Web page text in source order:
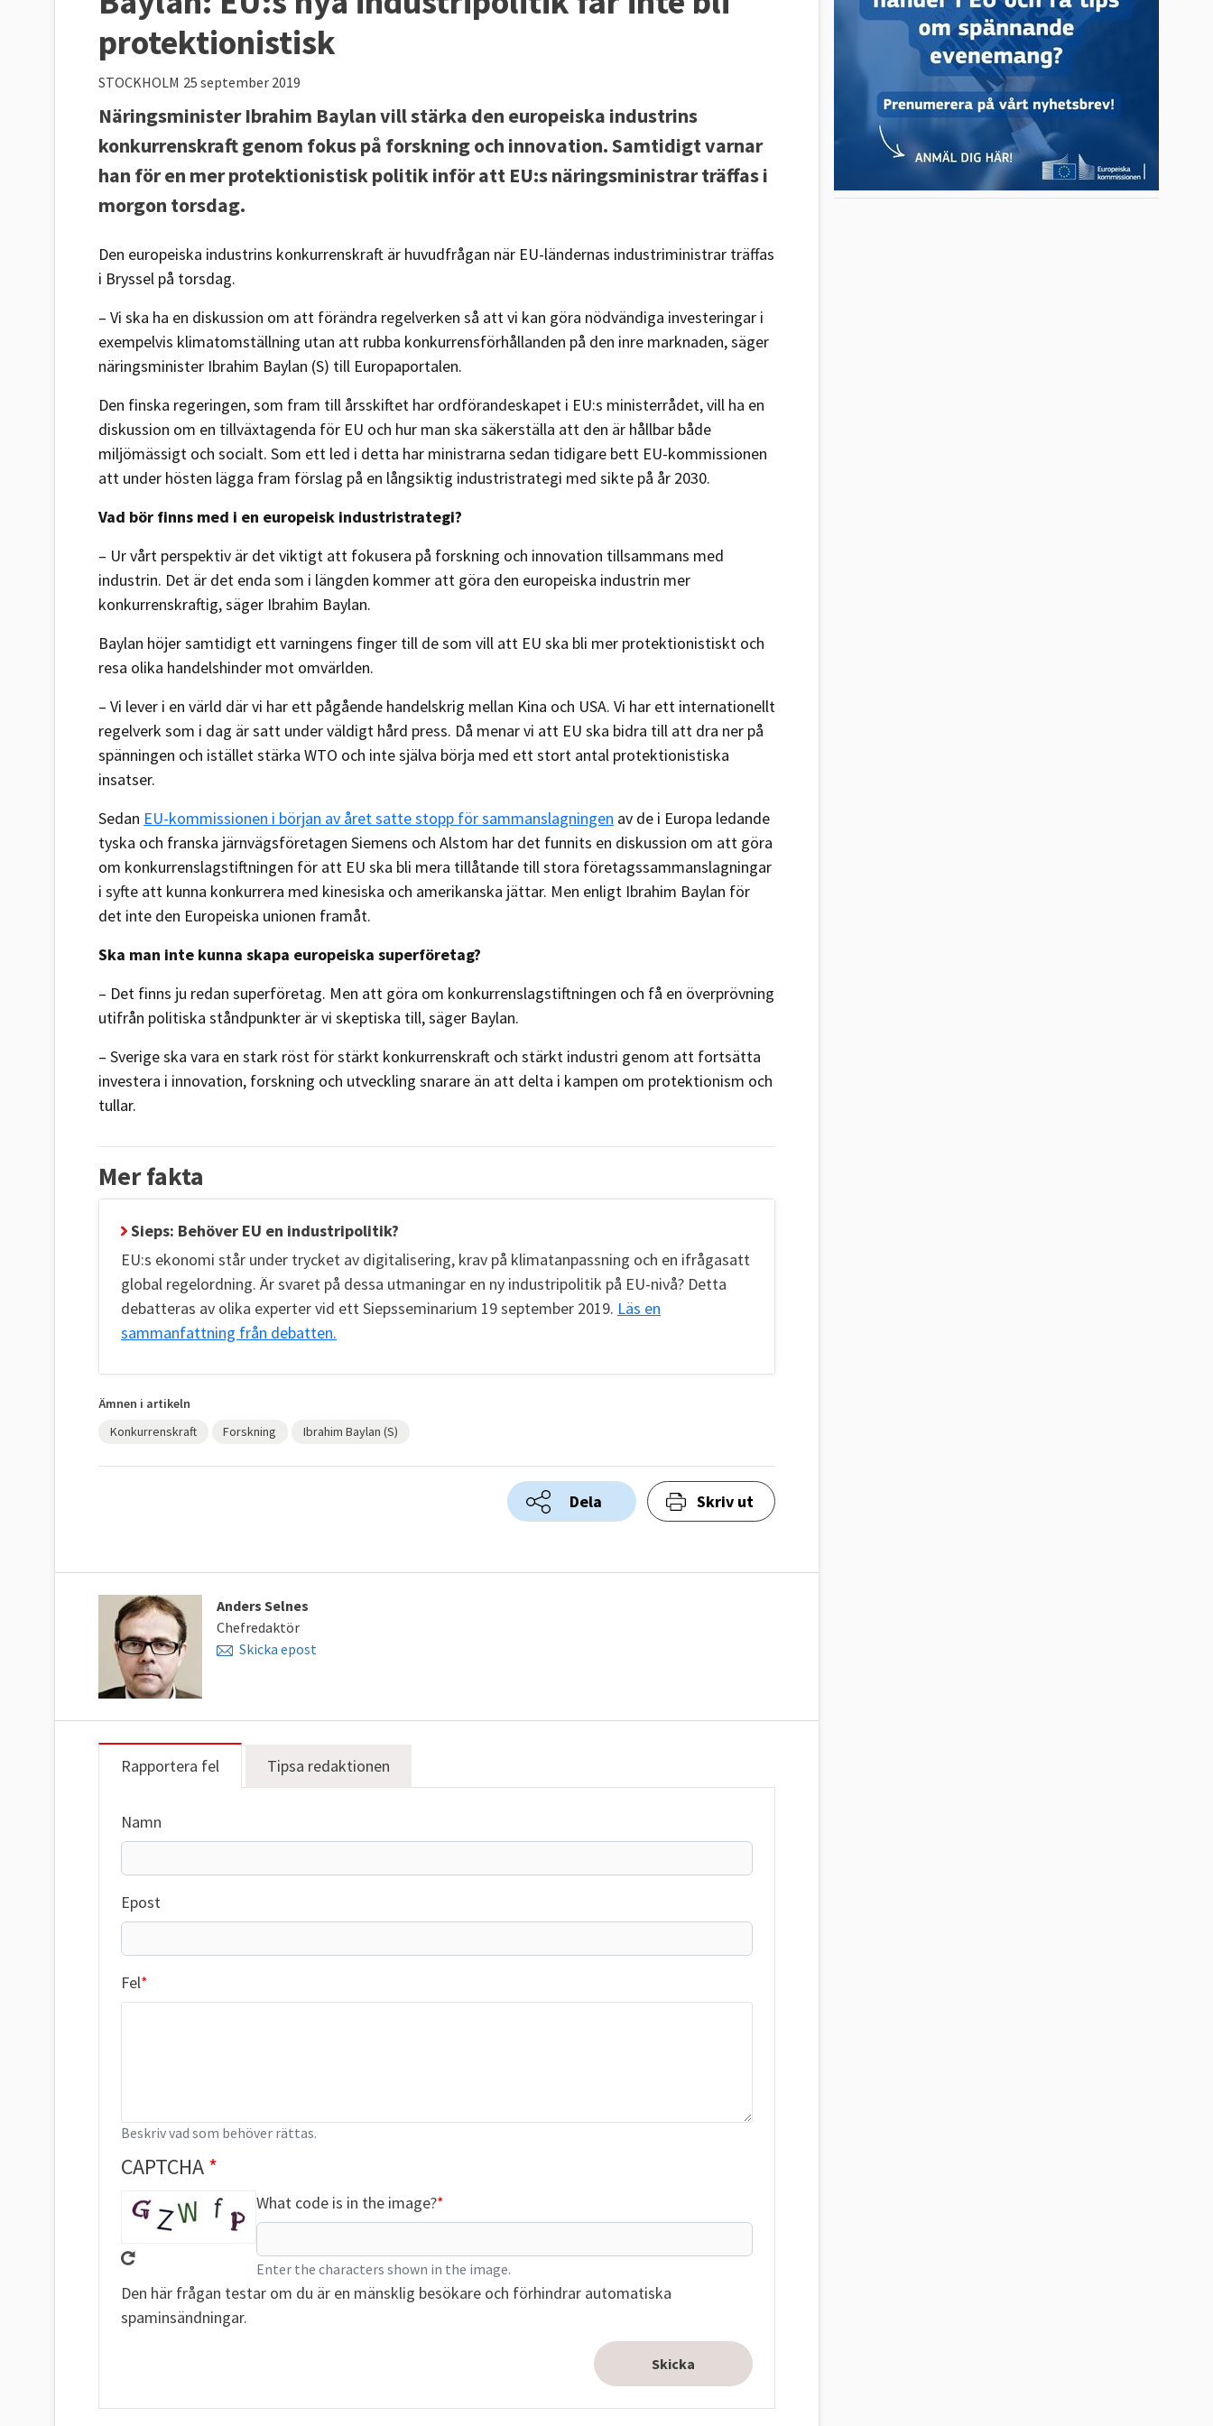
protektionistisk
STOCKHOLM 25 september 2019
Näringsminister Ibrahim Baylan vill stärka den europeiska industrins
konkurrenskraft genom fokus på forskning och innovation. Samtidigt varnar
han för en mer protektionistisk politik inför att EU:s näringsministrar träffas i
morgon torsdag.
Den europeiska industrins konkurrenskraft är huvudfrågan när EU-ländernas industriministrar träffas
i Bryssel på torsdag.
– Vi ska ha en diskussion om att förändra regelverken så att vi kan göra nödvändiga investeringar i
exempelvis klimatomställning utan att rubba konkurrensförhållanden på den inre marknaden, säger
näringsminister Ibrahim Baylan (S) till Europaportalen.
Den finska regeringen, som fram till årsskiftet har ordförandeskapet i EU:s ministerrådet, vill ha en
diskussion om en tillväxtagenda för EU och hur man ska säkerställa att den är hållbar både
miljömässigt och socialt. Som ett led i detta har ministrarna sedan tidigare bett EU-kommissionen
att under hösten lägga fram förslag på en långsiktig industristrategi med sikte på år 2030.
Vad bör finns med i en europeisk industristrategi?
– Ur vårt perspektiv är det viktigt att fokusera på forskning och innovation tillsammans med
industrin. Det är det enda som i längden kommer att göra den europeiska industrin mer
konkurrenskraftig, säger Ibrahim Baylan.
Baylan höjer samtidigt ett varningens finger till de som vill att EU ska bli mer protektionistiskt och
resa olika handelshinder mot omvärlden.
– Vi lever i en värld där vi har ett pågående handelskrig mellan Kina och USA. Vi har ett internationellt
regelverk som i dag är satt under väldigt hård press. Då menar vi att EU ska bidra till att dra ner på
spänningen och istället stärka WTO och inte själva börja med ett stort antal protektionistiska
insatser.
Sedan EU-kommissionen i början av året satte stopp för sammanslagningen av de i Europa ledande
tyska och franska järnvägsföretagen Siemens och Alstom har det funnits en diskussion om att göra
om konkurrenslagstiftningen för att EU ska bli mera tillåtande till stora företagssammanslagningar
i syfte att kunna konkurrera med kinesiska och amerikanska jättar. Men enligt Ibrahim Baylan för
det inte den Europeiska unionen framåt.
Ska man inte kunna skapa europeiska superföretag?
– Det finns ju redan superföretag. Men att göra om konkurrenslagstiftningen och få en överprövning
utifrån politiska ståndpunkter är vi skeptiska till, säger Baylan.
– Sverige ska vara en stark röst för stärkt konkurrenskraft och stärkt industri genom att fortsätta
investera i innovation, forskning och utveckling snarare än att delta i kampen om protektionism och
tullar.
Mer fakta
Sieps: Behöver EU en industripolitik?
EU:s ekonomi står under trycket av digitalisering, krav på klimatanpassning och en ifrågasatt
global regelordning. Är svaret på dessa utmaningar en ny industripolitik på EU-nivå? Detta
debatteras av olika experter vid ett Siepsseminarium 19 september 2019. Läs en
sammanfattning från debatten.
Ämnen i artikeln
Konkurrenskraft
Forskning Ibrahim Baylan (S)
Dela Skriv ut
Anders Selnes
Chefredaktör
Skicka epost
Rapportera fel Tipsa redaktionen
Namn
Epost
Fel
Beskriv vad som behöver rättas.
CAPTCHA
What code is in the image?
Enter the characters shown in the image.
Den här frågan testar om du är en mänsklig besökare och förhindrar automatiska
spaminsändningar.